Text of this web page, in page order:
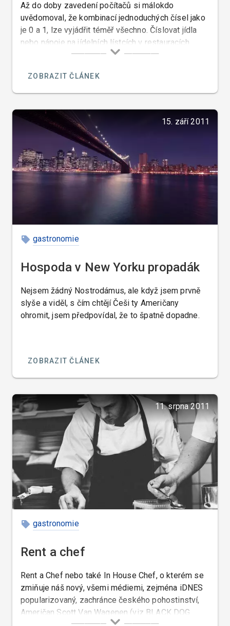
Až do doby zavedení počítačů si málokdo
uvědomoval, že kombinací jednoduchých čísel jako
je 0 a 1, lze vyjádřit téměř všechno. Číslovat jídla
nebo nápoje na jídelních lístcích v restauracích
vyšších cenových skupin ještě donedávna někteří
vzhledu lístku. Dnes ale žijeme v době čísel a v
době kdy účel světí prostředky a tak se číslováním
kterých ve kterých používají nějaký systém
kontrolních pokladen. Restauratérovi tato čísla
usnadňuji kontrolu a evidenci, ale jsou výhodou jak
pro hosty tak obsluhjící obzvláště v restauracích s
mezinárodní klientelou, kdy se zabrání mnoha
nedorozuměním, protože si host objedná jídlo
ZOBRAZIT ČLÁNEK
15. září 2011
gastronomie
Hospoda v New Yorku propadák
Nejsem žádný Nostrodámus, ale když jsem prvně
slyše a viděl, s čím chtějí Češi ty Američany
ohromit, jsem předpovídal, že to špatně dopadne.
ZOBRAZIT ČLÁNEK
11. srpna 2011
gastronomie
Rent a chef
Rent a Chef nebo také In House Chef, o kterém se
zmiňuje náš nový, všemi médiemi, zejména iDNES
popularizovaný, zachránce českého pohostinství,
Američan Scott Van Wagenen (viz BLACK DOG